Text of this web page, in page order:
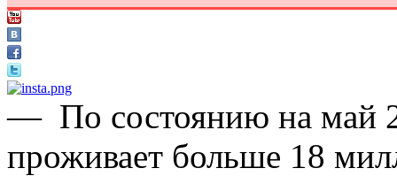
— По состоянию на май
проживает больше 18